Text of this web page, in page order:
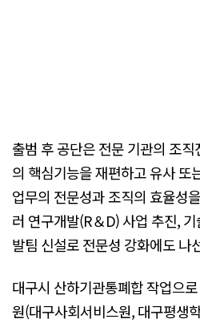
출범 후 공단은 전문 기관의 조
의 핵심기능을 재편하고 유사 또
업무의 전문성과 조직의 효율성
러 연구개발(R＆D) 사업 추진,
발팀 신설로 전문성 강화에도 나
대구시 산하기관통폐합 작업으
원(대구사회서비스원, 대구평생